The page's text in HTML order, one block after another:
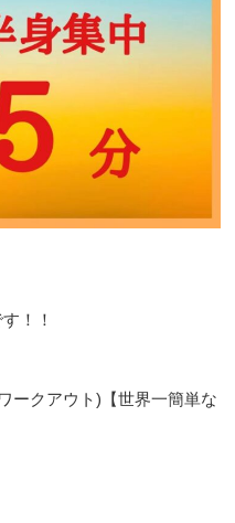
！！
ークアウト)【世界一簡単な